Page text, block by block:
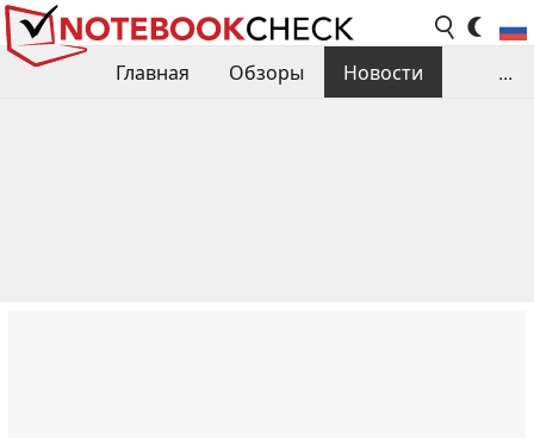
Главная Обзоры
Новости
...